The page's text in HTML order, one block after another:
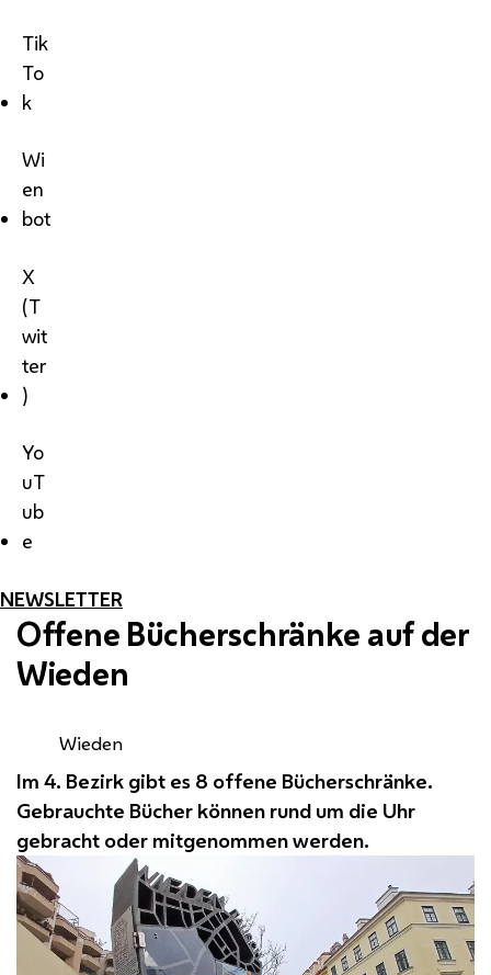
Tik
To
k
Wi
en
bot
X
(T
wit
ter
)
Yo
uT
ub
e
NEWSLETTER
Offene Bücherschränke auf der
Wieden
Wieden
Im 4. Bezirk gibt es 8 offene Bücherschränke.
Gebrauchte Bücher können rund um die Uhr
gebracht oder mitgenommen werden.